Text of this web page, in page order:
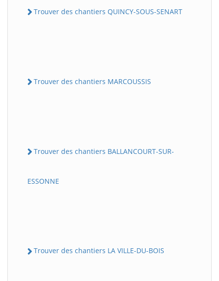
Trouver des chantiers QUINCY-SOUS-SENART
Trouver des chantiers MARCOUSSIS
Trouver des chantiers BALLANCOURT-SUR-
ESSONNE
Trouver des chantiers LA VILLE-DU-BOIS